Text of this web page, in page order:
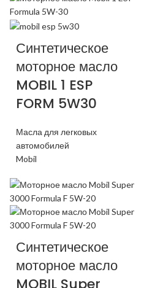
Синтетическое
моторное масло
MOBIL 1 ESP
FORM 5W30
Масла для легковых
автомобилей
Mobil
Синтетическое
моторное масло
MOBIL Super